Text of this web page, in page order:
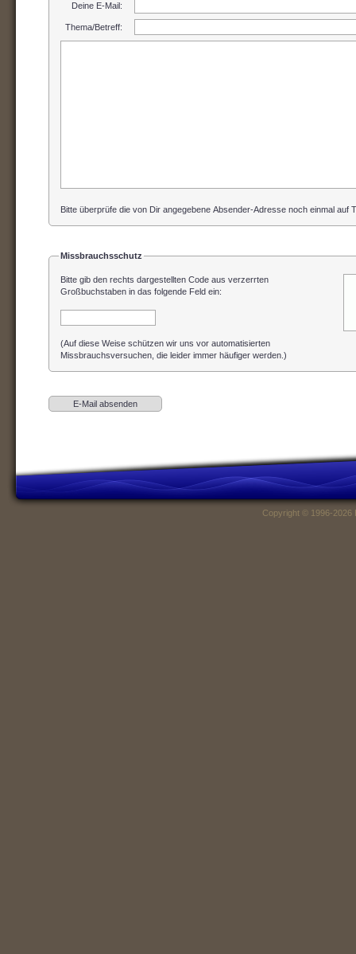
Deine E-Mail:
Thema/Betreff:
Bitte überprüfe die von Dir angegebene Absender-Adresse noch einmal auf
Missbrauchsschutz
Bitte gib den rechts dargestellten Code aus verzerrten
Großbuchstaben in das folgende Feld ein:
(Auf diese Weise schützen wir uns vor automatisierten
Missbrauchsversuchen, die leider immer häufiger werden.)
Copyright © 1996-2026